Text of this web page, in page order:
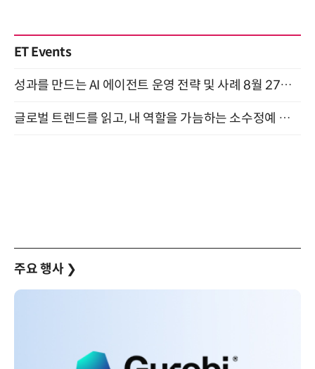
ET Events
성과를 만드는 AI 에이전트 운영 전략 및 사례 8월 27일 개최
글로벌 트렌드를 읽고, 내 역할을 가늠하는 소수정예 실습 워크숍 (8/28)
주요 행사 ❯